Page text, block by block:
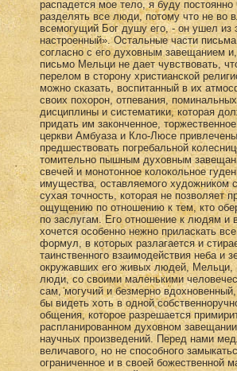
распадется мое тело, я буду
разделять все люди, потому что не во
всемогущий Бог душу его, - он ушел из
настроенный». Остальные части
согласно с его духовным завещанием
письмо Мельци не дает чувствовать,
перелом в сторону христианской
можно сказать, воспитанный в их
своих похорон, отпевания,
дисциплины и систематики, которая
придать им законченное,
церкви Амбуаза и Кло-Люсе
предшествовать погребальной
томительно пышным духовным
свечей и монотонное колокольное
имущества, оставляемого художником
сухая точность, которая не позволяет
ощущению по отношению к тем, кто
по заслугам. Его отношение к людям и
хочется особенно нежно приласкать
формул, в которых разлагается и
таинственного взаимодействия неба
окружавших его живых людей, Мельци,
люди, со своими маленькими
сам, могучий и безмерно
бы видеть хоть в одной
общения, которое разрешается
распланированном духовном
научных произведений. Перед нами
величавого, но не способного
ограниченное и в своей божественной